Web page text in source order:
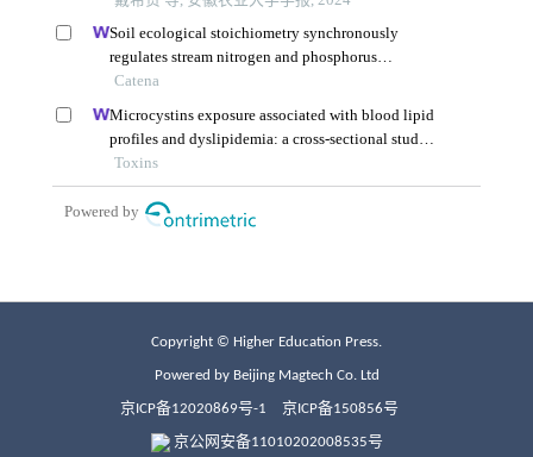
Copyright © Higher Education Press.
Powered by Beijing Magtech Co. Ltd
京ICP备12020869号-1 京ICP备150856号
京公网安备11010202008535号